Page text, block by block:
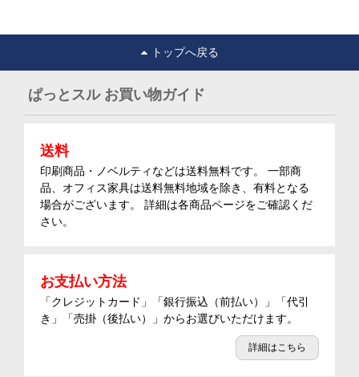
トップへ戻る
ぱっとスル お買い物ガイド
送料
印刷商品・ノベルティなどは送料無料です。 一部商
品、オフィス家具は送料無料地域を除き、有料となる
場合がございます。 詳細は各商品ページをご確認くだ
さい。
お支払い方法
「クレジットカード」「銀行振込（前払い）」「代引
き」「売掛（後払い）」からお選びいただけます。
詳細はこちら